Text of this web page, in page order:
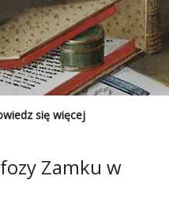
się więcej
Zamku w